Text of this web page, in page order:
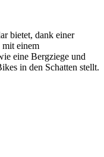
bietet, dank einer
einem
eine Bergziege und
in den Schatten stellt.